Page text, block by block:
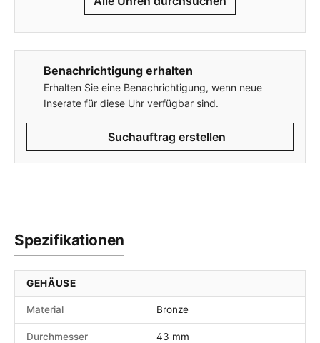
Benachrichtigung erhalten
Erhalten Sie eine Benachrichtigung, wenn neue
Inserate für diese Uhr verfügbar sind.
Suchauftrag erstellen
Spezifikationen
GEHÄUSE
Material Bronze
Durchmesser 43 mm